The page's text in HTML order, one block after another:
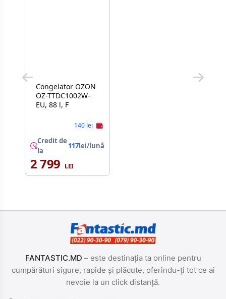
Congelator OZON
OZ-TTDC1002W-
EU, 88 l, F
140 lei
Credit de
la
117lei/lună
2 799
FANTASTIC.MD – este destinația ta online pentru
cumpărături sigure, rapide și plăcute, oferindu-ți tot ce ai
nevoie la un click distanță.